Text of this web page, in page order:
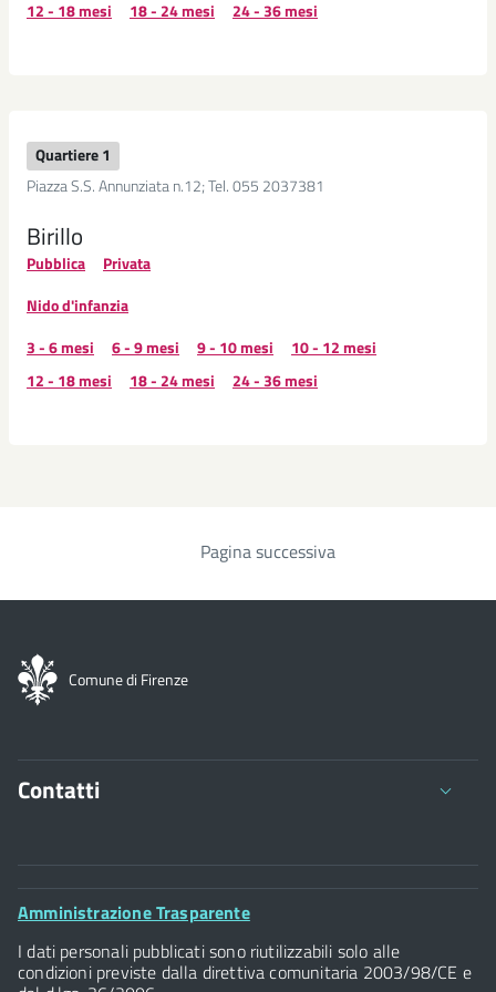
12 - 18 mesi 18 - 24 mesi 24 - 36 mesi
Quartiere 1
Piazza S.S. Annunziata n.12; Tel. 055 2037381
Birillo
Pubblica
Privata
Nido d'infanzia
3 - 6 mesi
6 - 9 mesi 9 - 10 mesi
10 - 12 mesi
12 - 18 mesi
18 - 24 mesi 24 - 36 mesi
Pagina successiva
Comune di Firenze
Contatti
Comune di Firenze
Palazzo Vecchio
Piazza della Signoria - 50122, Firenze
P.IVA 01307110484
Footer
Amministrazione Trasparente
I dati personali pubblicati sono riutilizzabili solo alle
condizioni previste dalla direttiva comunitaria 2003/98/CE e